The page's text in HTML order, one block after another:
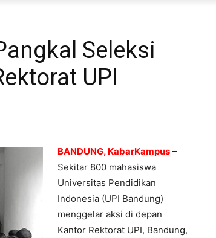
Seleksi
UPI
BANDUNG, KabarKampus –
Sekitar 800 mahasiswa
Universitas Pendidikan
Indonesia (UPI Bandung)
menggelar aksi di depan
Kantor Rektorat UPI, Bandung,